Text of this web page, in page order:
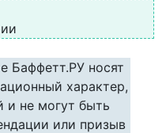
Баффетт.РУ носят
характер,
и не могут быть
или призыв